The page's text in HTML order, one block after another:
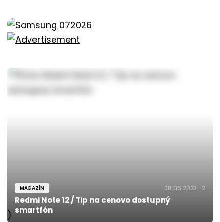
)
MAGAZÍN 08.06.2023 2
Redmi Note 12 / Tip na cenovo dostupný
smartfón